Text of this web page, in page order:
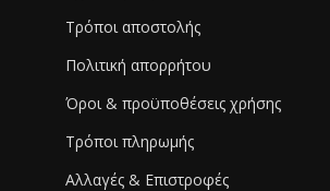
Τρόποι αποστολής
Πολιτική απορρήτου
Όροι & προϋποθέσεις χρήσης
Τρόποι πληρωμής
Αλλαγές & Επιστροφές